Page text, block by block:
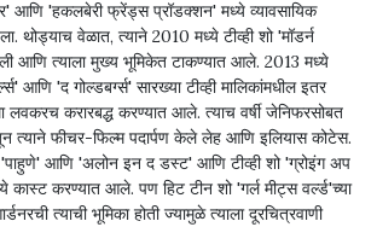
आणि 'हकलबेरी फ्रेंड्स प्रॉडक्शन' मध्ये व्यावसायिक
थोड्याच वेळात, त्याने 2010 मध्ये टीव्ही शो 'मॉडर्न
आणि त्याला मुख्य भूमिकेत टाकण्यात आले. 2013 मध्ये
आणि 'द गोल्डबर्ग्स' सारख्या टीव्ही मालिकांमधील इतर
लवकरच करारबद्ध करण्यात आले. त्याच वर्षी जेनिफरसोबत
त्याने फीचर-फिल्म पदार्पण केले लेह आणि इलियास कोटेस.
'पाहुणे' आणि 'अलोन इन द डस्ट' आणि टीव्ही शो 'ग्रोइंग अप
कास्ट करण्यात आले. पण हिट टीन शो 'गर्ल मीट्स वर्ल्ड'च्या
त्याची भूमिका होती ज्यामुळे त्याला दूरचित्रवाणी